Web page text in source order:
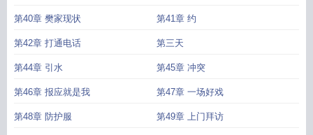
第40章 樊家现状 第41章 约
第42章 打通电话 第三天
第44章 引水 第45章 冲突
第46章 报应就是我 第47章 一场好戏
第48章 防护服 第49章 上门拜访